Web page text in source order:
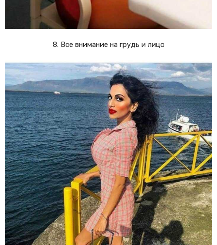
8. Все внимание на грудь и лицо